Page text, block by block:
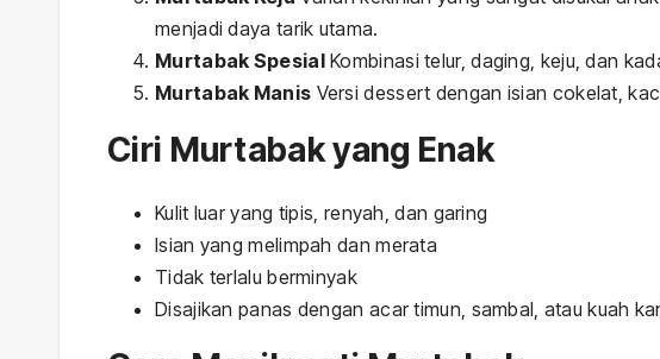
menjadi daya tarik utama.
Murtabak SpesialKombinasi telur, daging, keju, dan
Murtabak Manis Versi dessert dengan isian cokelat,
Ciri Murtabak yang Enak
Kulit luar yang tipis, renyah, dan garing
Isian yang melimpah dan merata
Tidak terlalu berminyak
Disajikan panas dengan acar timun, sambal, atau kuah